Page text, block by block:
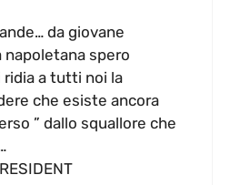
da giovane
spero
ridia a tutti noi la
che esiste ancora
” dallo squallore che